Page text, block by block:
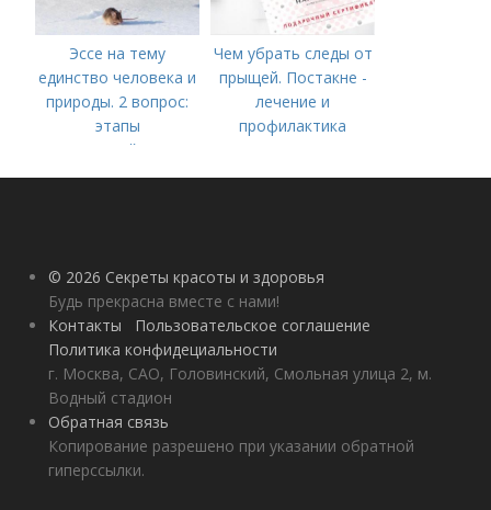
Эссе на тему
единство человека и
природы. 2 вопрос:
этапы
взаимодействия
природного и
Чем убрать следы от
прыщей. Постакне -
лечение и
профилактика
© 2026 Секреты красоты и здоровья
Будь прекрасна вместе с нами!
Контакты
Пользовательское соглашение
Политика конфидециальности
г. Москва, САО, Головинский, Смольная улица 2, м.
Водный стадион
Обратная связь
Копирование разрешено при указании обратной
гиперссылки.